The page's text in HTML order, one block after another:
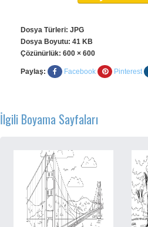
Dosya Türleri: JPG
Dosya Boyutu: 41 KB
Çözünürlük: 600 × 600
Paylaş: Facebook Pinterest
İlgili Boyama Sayfaları